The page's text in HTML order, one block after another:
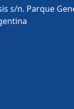
s/n. Parque